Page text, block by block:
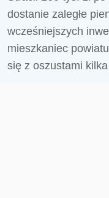
dostanie zaległe
wcześniejszych
mieszkaniec
się z oszustami